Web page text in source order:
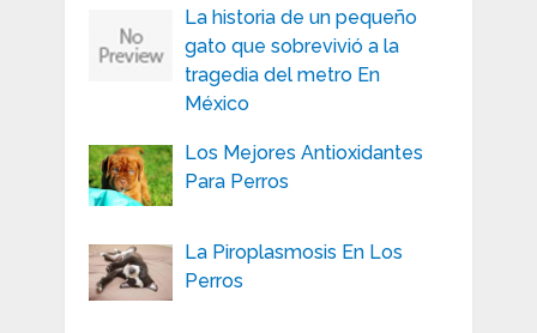
La historia de un pequeño
gato que sobrevivió a la
tragedia del metro En
México
Los Mejores Antioxidantes
Para Perros
La Piroplasmosis En Los
Perros